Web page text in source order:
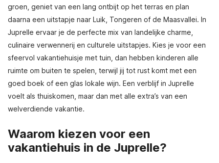
groen, geniet van een lang ontbijt op het terras en plan
daarna een uitstapje naar Luik, Tongeren of de Maasvallei. In
Juprelle ervaar je de perfecte mix van landelijke charme,
culinaire verwennerij en culturele uitstapjes. Kies je voor een
sfeervol vakantiehuisje met tuin, dan hebben kinderen alle
ruimte om buiten te spelen, terwijl jij tot rust komt met een
goed boek of een glas lokale wijn. Een verblijf in Juprelle
voelt als thuiskomen, maar dan met alle extra’s van een
welverdiende vakantie.
Waarom kiezen voor een
vakantiehuis in de Juprelle?